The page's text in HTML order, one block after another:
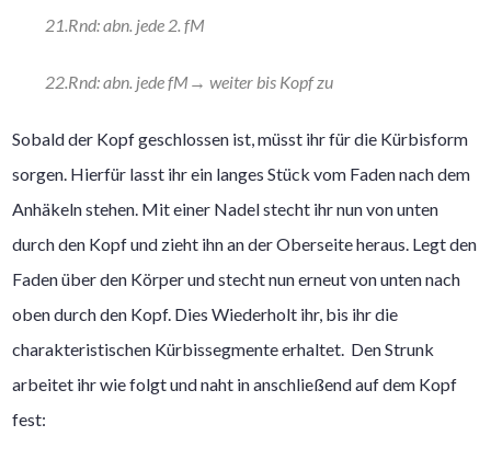
21.Rnd: abn. jede 2. fM
22.Rnd: abn. jede fM→ weiter bis Kopf zu
Sobald der Kopf geschlossen ist, müsst ihr für die Kürbisform
sorgen. Hierfür lasst ihr ein langes Stück vom Faden nach dem
Anhäkeln stehen. Mit einer Nadel stecht ihr nun von unten
durch den Kopf und zieht ihn an der Oberseite heraus. Legt den
Faden über den Körper und stecht nun erneut von unten nach
oben durch den Kopf. Dies Wiederholt ihr, bis ihr die
charakteristischen Kürbissegmente erhaltet. Den Strunk
arbeitet ihr wie folgt und naht in anschließend auf dem Kopf
fest: